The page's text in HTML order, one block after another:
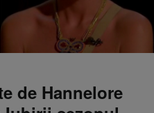
de Hannelore